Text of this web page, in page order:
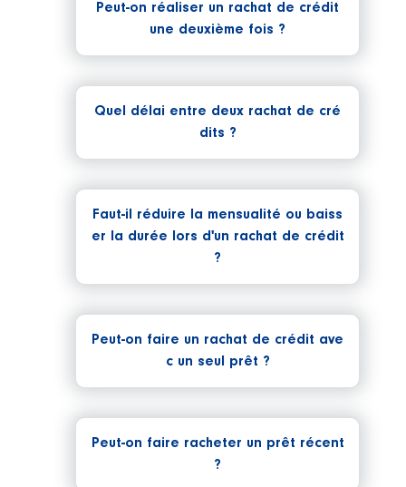
Peut-on réaliser un rachat de crédit
une deuxième fois ?
Quel délai entre deux rachat de cré
dits ?
Faut-il réduire la mensualité ou baiss
er la durée lors d'un rachat de crédit
?
Peut-on faire un rachat de crédit ave
c un seul prêt ?
Peut-on faire racheter un prêt récent
?